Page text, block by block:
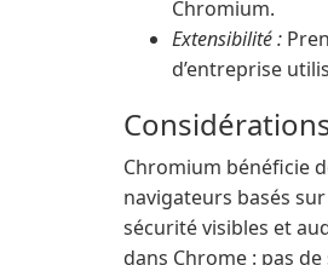
Chromium.
Extensibilité :
d’entreprise
Chromium bénéficie
navigateurs basés
sécurité visibles et
dans Chrome : pas